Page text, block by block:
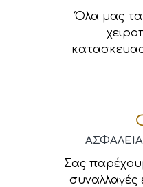
Όλα μας τα
Σας
συναλλαγές